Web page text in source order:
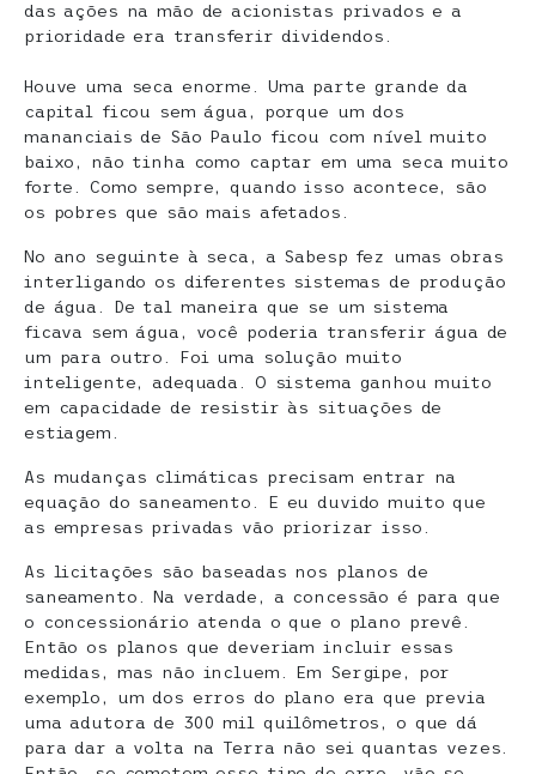
das ações na mão de acionistas privados e a
prioridade era transferir dividendos.
Houve uma seca enorme. Uma parte grande da
capital ficou sem água, porque um dos
mananciais de São Paulo ficou com nível muito
baixo, não tinha como captar em uma seca muito
forte. Como sempre, quando isso acontece, são
os pobres que são mais afetados.
No ano seguinte à seca, a Sabesp fez umas obras
interligando os diferentes sistemas de produção
de água. De tal maneira que se um sistema
ficava sem água, você poderia transferir água de
um para outro. Foi uma solução muito
inteligente, adequada. O sistema ganhou muito
em capacidade de resistir às situações de
estiagem.
As mudanças climáticas precisam entrar na
equação do saneamento. E eu duvido muito que
as empresas privadas vão priorizar isso.
As licitações são baseadas nos planos de
saneamento. Na verdade, a concessão é para que
o concessionário atenda o que o plano prevê.
Então os planos que deveriam incluir essas
medidas, mas não incluem. Em Sergipe, por
exemplo, um dos erros do plano era que previa
uma adutora de 300 mil quilômetros, o que dá
para dar a volta na Terra não sei quantas vezes.